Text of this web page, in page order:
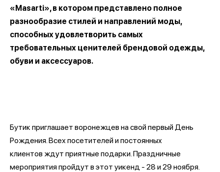
«Masarti», в котором представлено полное
разнообразие стилей и направлений моды,
способных удовлетворить самых
требовательных ценителей брендовой одежды,
обуви и аксессуаров.
Бутик приглашает воронежцев на свой первый День
Рождения. Всех посетителей и постоянных
клиентов ждут приятные подарки. Праздничные
мероприятия пройдут в этот уикенд - 28 и 29 ноября.